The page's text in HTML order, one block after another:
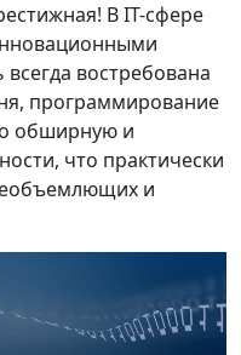
В IT-сфере
востребована
программирование
обширную и
что практически
и